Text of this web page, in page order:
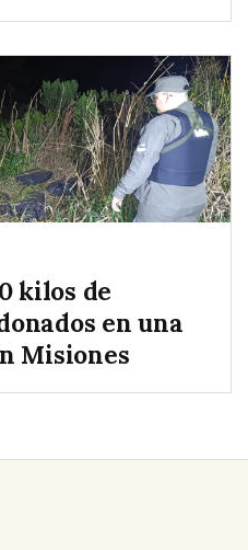
kilos de
en una
Misiones